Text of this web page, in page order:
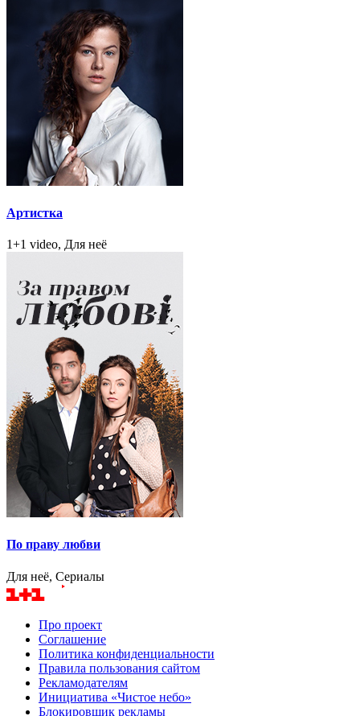
Артистка
1+1 video, Для неё
По праву любви
Для неё, Сериалы
Про проект
Соглашение
Политика конфиденциальности
Правила пользования сайтом
Рекламодателям
Инициатива «Чистое небо»
Блокировщик рекламы